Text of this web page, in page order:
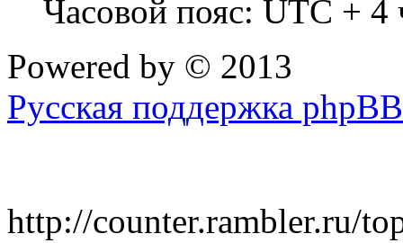
Часовой пояс: UTC + 4
Powered by © 2013
Русская поддержка phpBB
http://counter.rambler.ru/